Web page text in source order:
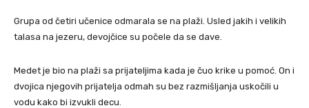
Grupa od četiri učenice odmarala se na plaži. Usled jakih i velikih
talasa na jezeru, devojčice su počele da se dave.
Medet je bio na plaži sa prijateljima kada je čuo krike u pomoć. On i
dvojica njegovih prijatelja odmah su bez razmišljanja uskočili u
vodu kako bi izvukli decu.